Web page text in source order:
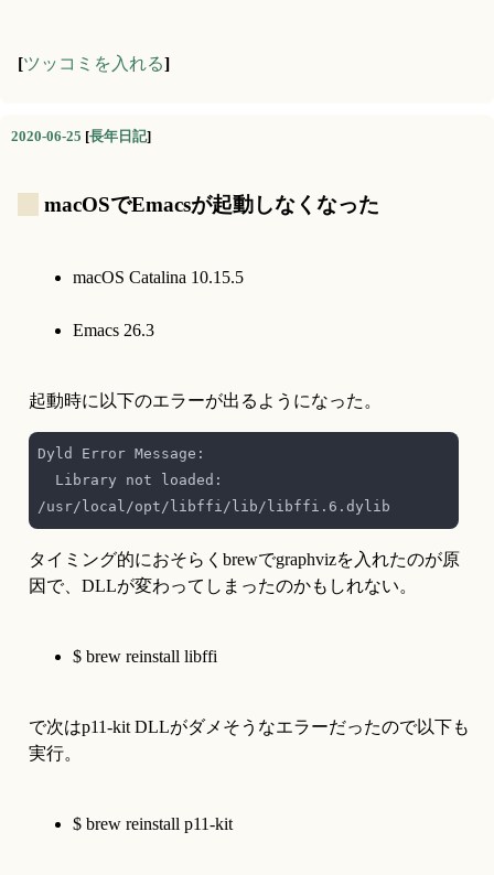
[ツッコミを入れる]
2020-06-25 [長年日記]
macOSでEmacsが起動しなくなった
macOS Catalina 10.15.5
Emacs 26.3
起動時に以下のエラーが出るようになった。
タイミング的におそらくbrewでgraphvizを入れたのが原
因で、DLLが変わってしまったのかもしれない。
$ brew reinstall libffi
で次はp11-kit DLLがダメそうなエラーだったので以下も
実行。
$ brew reinstall p11-kit